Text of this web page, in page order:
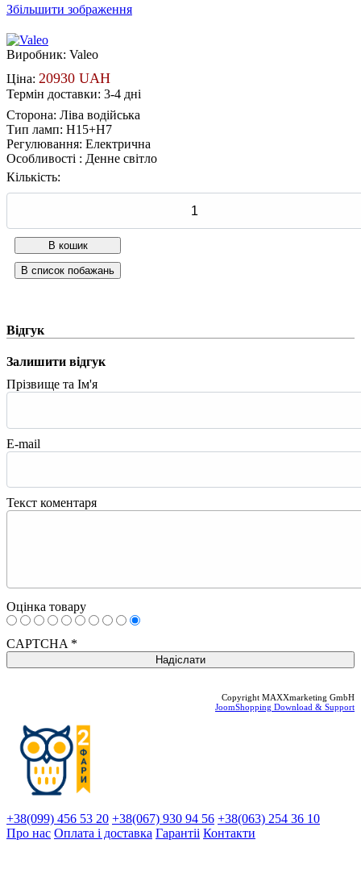
Збільшити зображення
Виробник: Valeo
Ціна: 20930 UAH
Термін доставки: 3-4 дні
Сторона: Ліва водійська
Тип ламп: H15+H7
Регулювання: Електрична
Особливості : Денне світло
Кількість:
Відгук
Залишити відгук
Прізвище та Ім'я
E-mail
Текст коментаря
Оцінка товару
CAPTCHA *
Copyright MAXXmarketing GmbH
JoomShopping Download & Support
+38(099) 456 53 20 +38(067) 930 94 56 +38(063) 254 36 10
Про нас Оплата і доставка Гарантіi Контакти